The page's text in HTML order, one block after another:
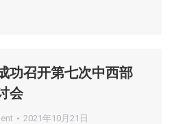
功召开第七次中西部
会
2021年10月21日